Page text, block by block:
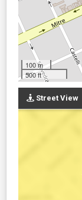
100 m
500 ft
Street View